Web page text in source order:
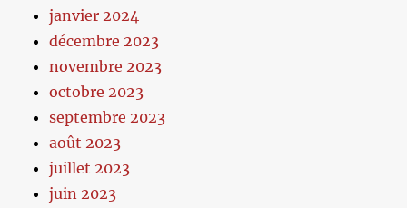
janvier 2024
décembre 2023
novembre 2023
octobre 2023
septembre 2023
août 2023
juillet 2023
juin 2023